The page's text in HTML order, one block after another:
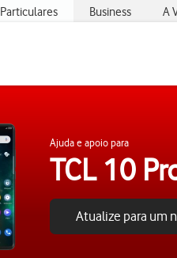
Particulares Business A
Ajuda e apoio para
TCL 10
Atualize para um